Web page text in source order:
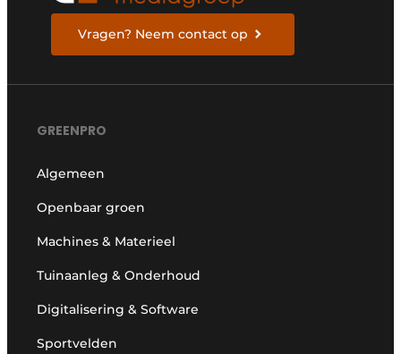
Vragen? Neem contact op
GREENPRO
Algemeen
Openbaar groen
Machines & Materieel
Tuinaanleg & Onderhoud
Digitalisering & Software
Sportvelden